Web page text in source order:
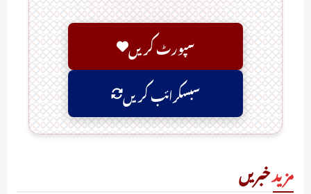
سپورٹ کریں
سبسکرائب کریں
مزیدخبریں